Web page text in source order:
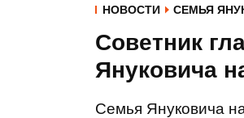
НОВОСТИ СЕМЬЯ
Советник
Януковича
Семья Януковича